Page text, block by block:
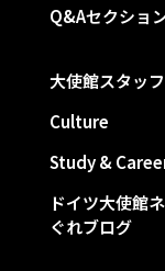
Q&Aセクショ
大使館スタッフ
Culture
Study &
ドイツ大使館
ぐれブログ